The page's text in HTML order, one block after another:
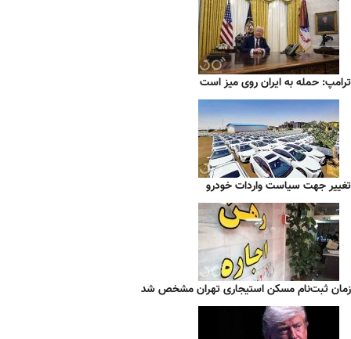
ترامپ: حمله به ایران روی میز است
تغییر جهت سیاست واردات خودرو
زمان ثبت‌نام مسکن استیجاری تهران مشخص شد